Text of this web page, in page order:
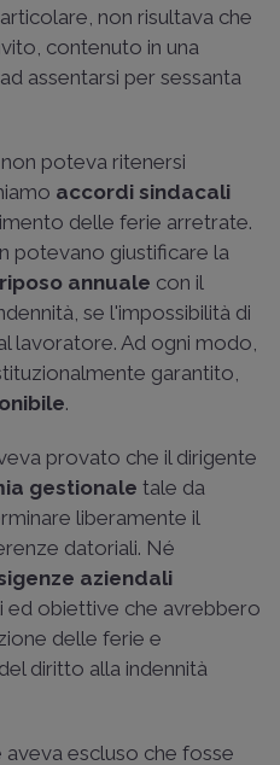
non risultava che
contenuto in una
assentarsi per sessanta
poteva ritenersi
accordi sindacali
delle ferie arretrate.
potevano giustificare la
annuale con il
se l'impossibilità di
lavoratore. Ad ogni modo,
garantito,
.
provato che il dirigente
gestionale tale da
liberamente il
datoriali. Né
aziendali
ed obiettive che avrebbero
delle ferie e
diritto alla indennità
escluso che fosse